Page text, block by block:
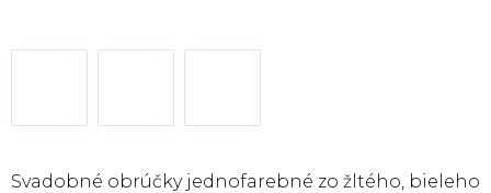
Svadobné obrúčky jednofarebné zo žltého, bieleho